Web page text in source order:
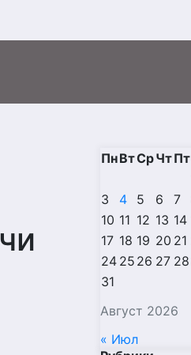
Август 2026
ПнВтСрЧтПт
3
4 5 6 7
10 11 12 13 14
17 18 19 20 21
24 25 26 27 28
31
« Июл